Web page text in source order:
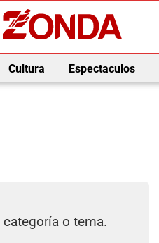
Cultura Espectaculos
o tema.